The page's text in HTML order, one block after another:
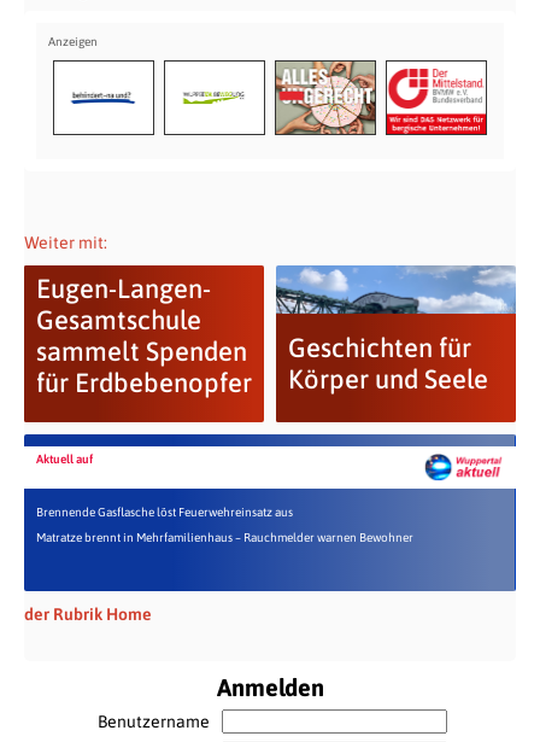
Weiter mit:
Eugen-Langen-
Gesamtschule
sammelt Spenden
für Erdbebenopfer
Geschichten für
Körper und Seele
Aktuell auf
Brennende Gasflasche löst Feuerwehreinsatz aus
Matratze brennt in Mehrfamilienhaus – Rauchmelder warnen Bewohner
der Rubrik Home
Anmelden
Benutzername